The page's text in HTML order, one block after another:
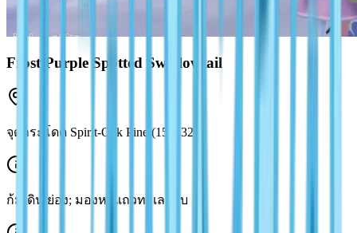
Frost Purple Spotted Swallowtail
จุดกระโดด Spirit-Oak Pine (155, 325)
ก้มเดิน/ย่อง; มองหาแถวทะเลสาบ